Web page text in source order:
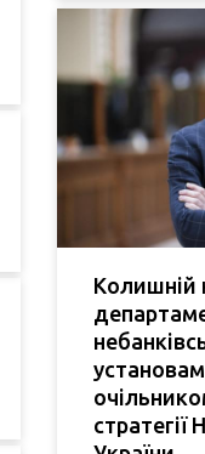
Колишній
стратегії